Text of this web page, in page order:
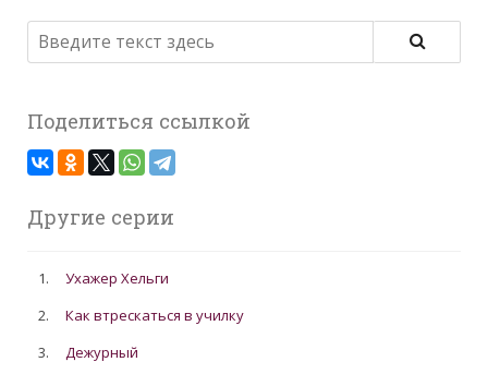
Поделиться ссылкой
Другие серии
1.
Ухажер Хельги
2.
Как втрескаться в училку
3.
Дежурный